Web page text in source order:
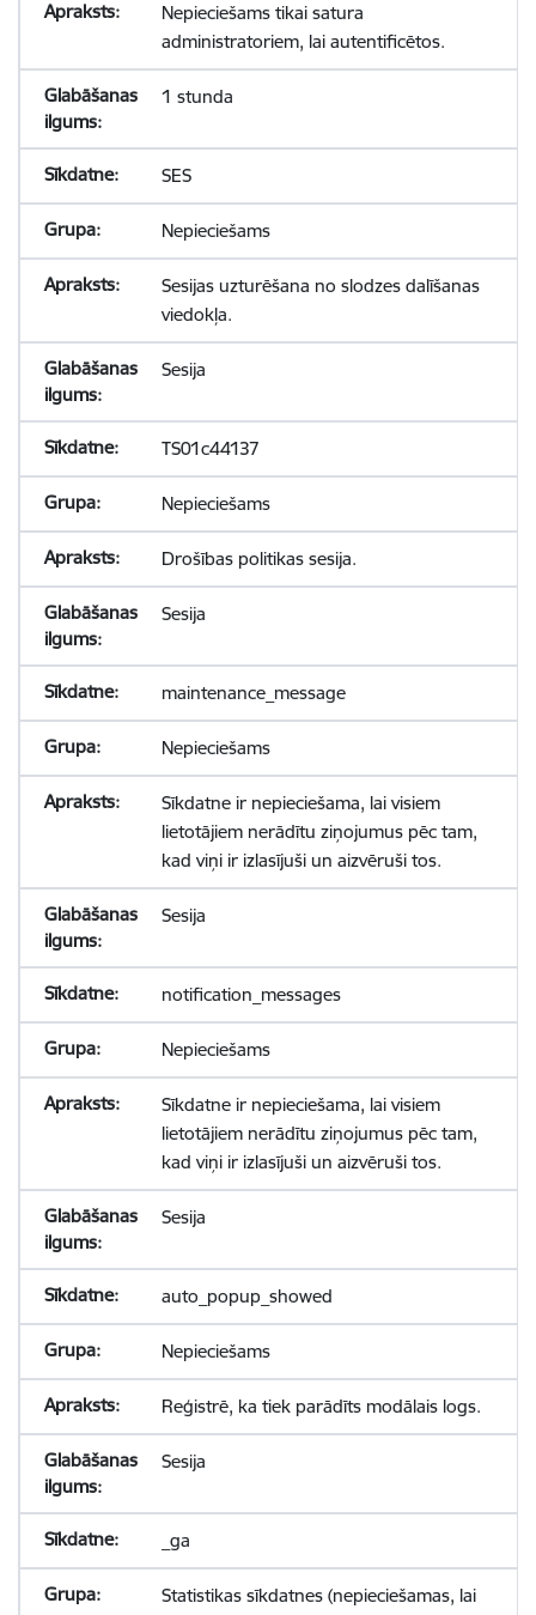
Nepieciešams tikai satura
administratoriem, lai autentificētos.
1 stunda
SES
Nepieciešams
Sesijas uzturēšana no slodzes dalīšanas
viedokļa.
Sesija
TS01c44137
Nepieciešams
Drošības politikas sesija.
Sesija
maintenance_message
Nepieciešams
Sīkdatne ir nepieciešama, lai visiem
lietotājiem nerādītu ziņojumus pēc tam,
kad viņi ir izlasījuši un aizvēruši tos.
Sesija
notification_messages
Nepieciešams
Sīkdatne ir nepieciešama, lai visiem
lietotājiem nerādītu ziņojumus pēc tam,
kad viņi ir izlasījuši un aizvēruši tos.
Sesija
auto_popup_showed
Nepieciešams
Reģistrē, ka tiek parādīts modālais logs.
Sesija
_ga
Statistikas sīkdatnes (nepieciešamas, lai